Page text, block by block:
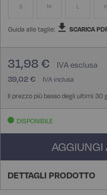
S M L
Guida alle taglie: SCARICA
39,02 €
31,98 €
Il prezzo più basso degli ultimi 30
DISPONIBILE
AGGIUNGI
DETTAGLI PRODOTTO